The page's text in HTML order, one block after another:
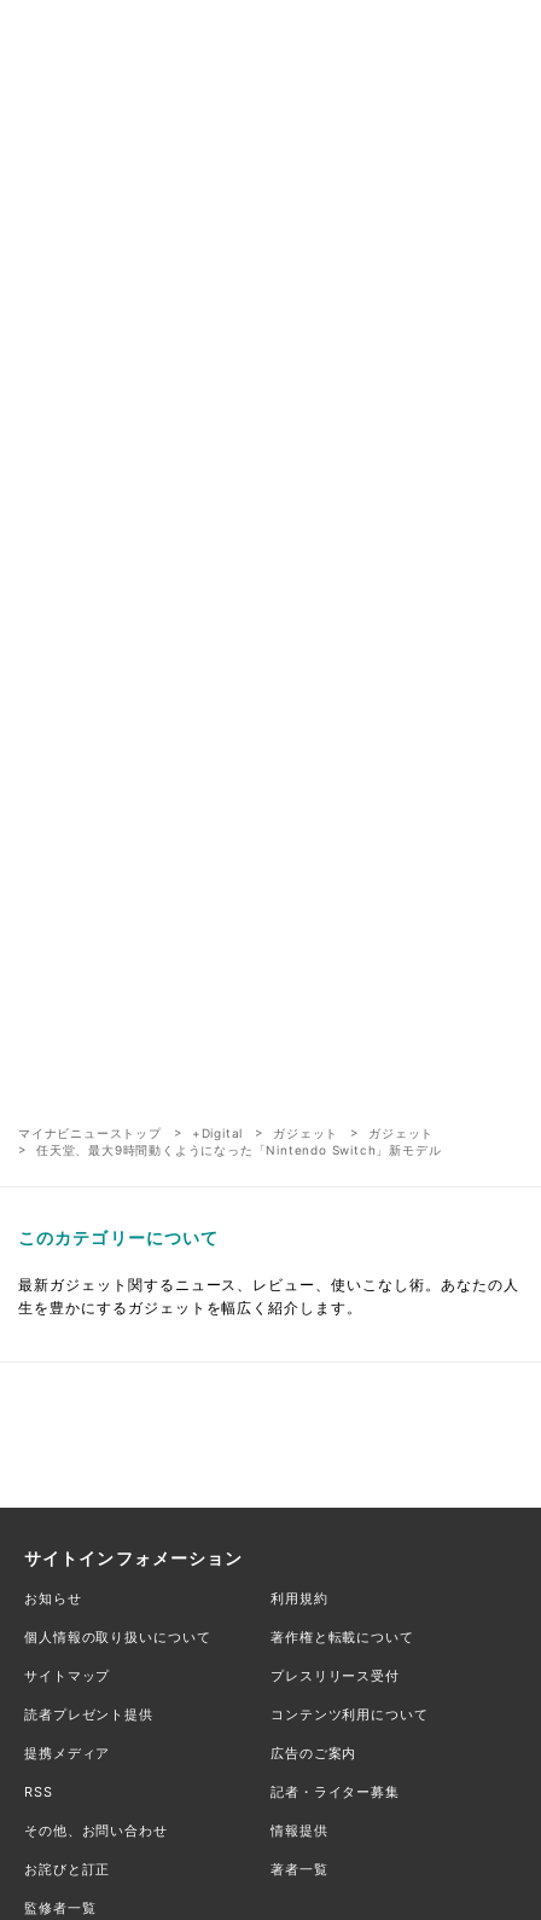
マイナビニューストップ +Digital ガジェット
ガジェット
任天堂、最大9時間動くようになった「Nintendo Switch」新モデル
このカテゴリーについて
最新ガジェット関するニュース、レビュー、使いこなし術。あなたの人
生を豊かにするガジェットを幅広く紹介します。
サイトインフォメーション
お知らせ 利用規約
個人情報の取り扱いについて 著作権と転載について
サイトマップ プレスリリース受付
読者プレゼント提供 コンテンツ利用について
提携メディア 広告のご案内
RSS 記者・ライター募集
その他、お問い合わせ 情報提供
お詫びと訂正 著者一覧
監修者一覧